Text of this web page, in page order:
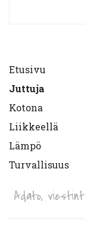
Etusivu
Juttuja
Kotona
Liikkeellä
Lämpö
Turvallisuus
Adato,